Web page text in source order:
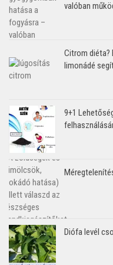
valóban
Citrom diéta?
limonádé
9+1
Diófa levél